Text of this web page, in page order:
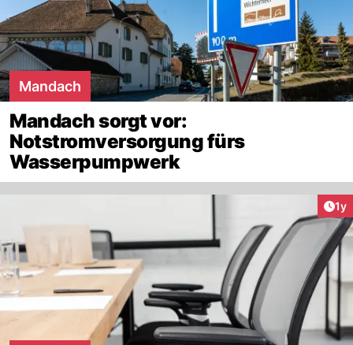
Mandach
Mandach sorgt vor:
Notstromversorgung fürs
Wasserpumpwerk
1y